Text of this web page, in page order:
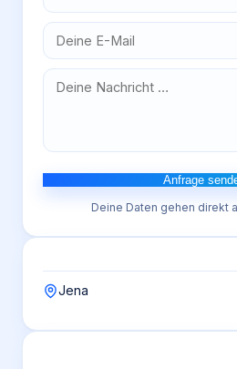
Anfrage
Deine Daten gehen direkt
Jena